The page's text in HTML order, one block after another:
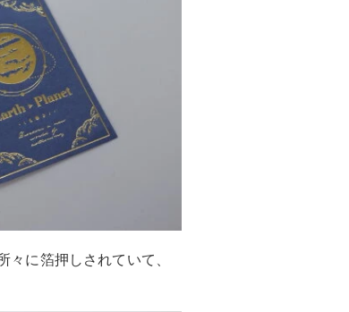
に箔押しされていて、